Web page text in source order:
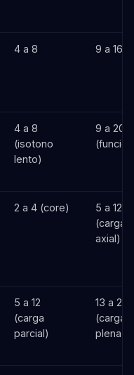
4 a 8 9 a 16
4 a 8
(isotono
lento)
9 a 20
2 a 4 (core)
5 a 12
(carga
axial)
5 a 12
(carga
parcial)
13 a 20
(carga
plena)